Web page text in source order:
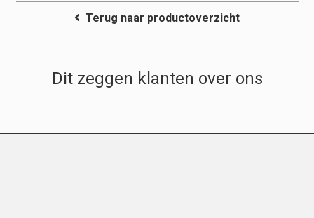
Terug naar productoverzicht
Dit zeggen klanten over ons